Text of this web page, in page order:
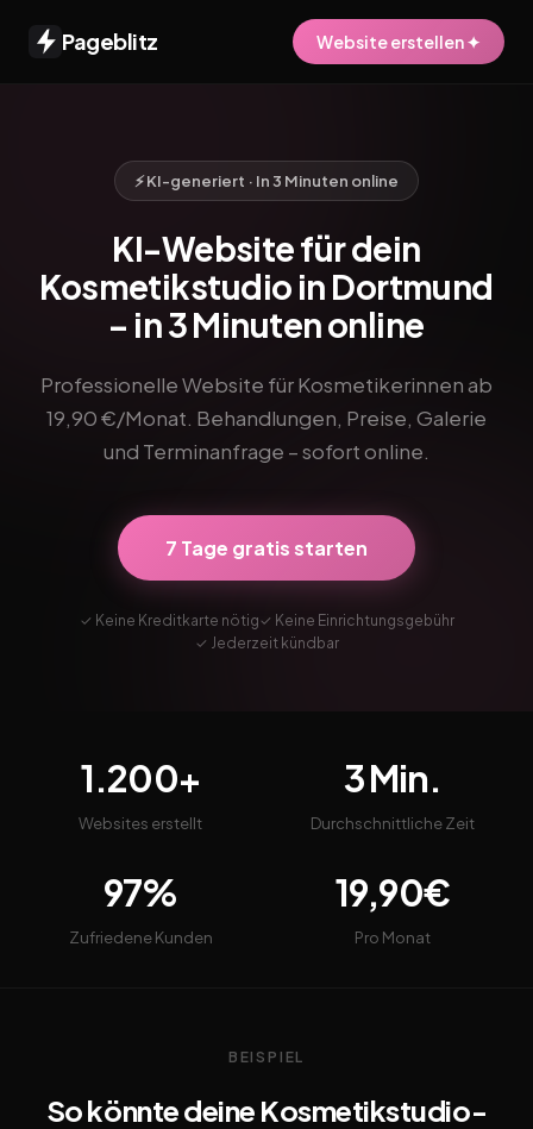
Pageblitz Website erstellen ✦
⚡ KI-generiert · In 3 Minuten online
KI-Website für dein
Kosmetikstudio in Dortmund
– in 3 Minuten online
Professionelle Website für Kosmetikerinnen ab
19,90 €/Monat. Behandlungen, Preise, Galerie
und Terminanfrage – sofort online.
7 Tage gratis starten
✓ Keine Kreditkarte nötig✓ Keine Einrichtungsgebühr
✓ Jederzeit kündbar
1.200+
Websites erstellt
3 Min.
Durchschnittliche Zeit
97%
Zufriedene Kunden
19,90€
Pro Monat
BEISPIEL
So könnte deine Kosmetikstudio-